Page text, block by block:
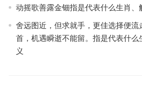
动摇歌善露金钿指是代表什么生肖、
舍远图近，但求就手，更佳选择便流
首，机遇瞬逝不能留。指是代表什么
义